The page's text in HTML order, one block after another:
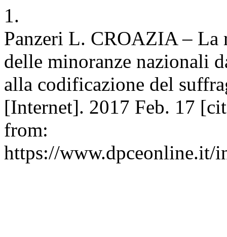
1.
Panzeri L. CROAZIA ‒ La
delle minoranze nazionali
alla codificazione del
[Internet]. 2017 Feb. 17
from:
https://www.dpceonline.it/